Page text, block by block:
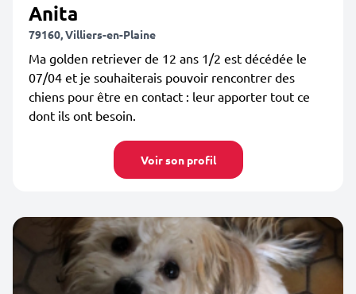
Anita
79160, Villiers-en-Plaine
Ma golden retriever de 12 ans 1/2 est décédée le
07/04 et je souhaiterais pouvoir rencontrer des
chiens pour être en contact : leur apporter tout ce
dont ils ont besoin.
Voir son profil